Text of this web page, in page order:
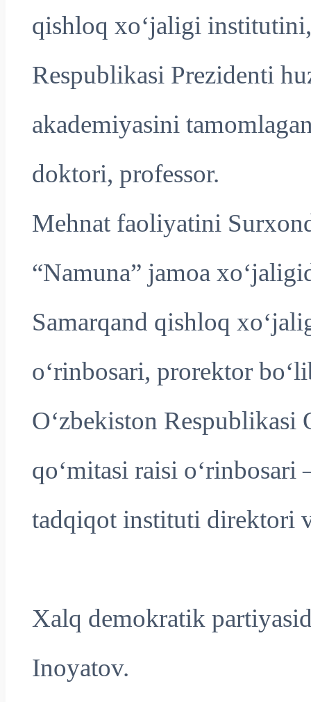
qishloq xo‘jaligi
Respublikasi Prezidenti
akademiyasini
doktori, professor.
Mehnat faoliyatini
“Namuna” jamoa
Samarqand qishloq
o‘rinbosari, prorektor
O‘zbekiston Respublikasi
qo‘mitasi raisi
tadqiqot instituti direktori
Xalq demokratik
Inoyatov.